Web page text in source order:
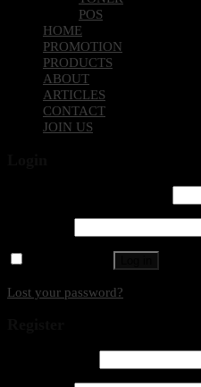
POS
HOME
PROMOTION
PRODUCTS
ABOUT
ARTICLES
CONTACT
JOIN US
Lost your password?